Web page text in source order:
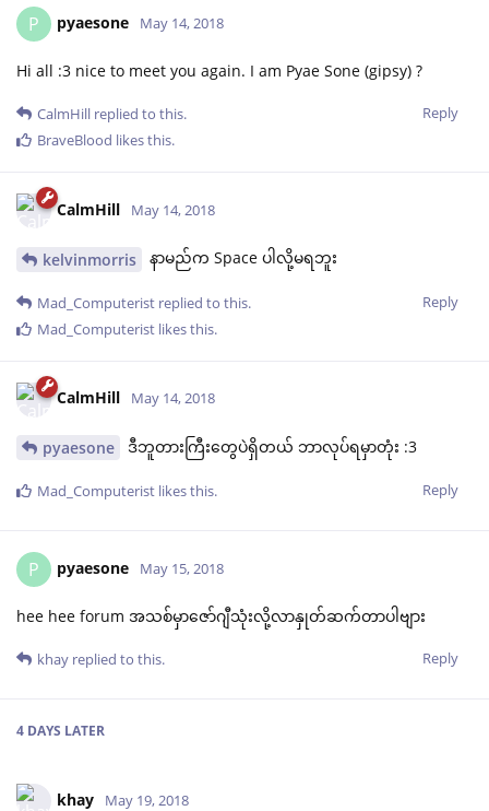
P pyaesone May 14, 2018
Hi all :3 nice to meet you again. I am Pyae Sone (gipsy) ?
Reply
CalmHill replied to this.
BraveBlood likes this.
CalmHill May 14, 2018
kelvinmorris နာမည်က Space ပါလို့မရဘူး
Reply
Mad_Computerist replied to this.
Mad_Computerist likes this.
CalmHill May 14, 2018
pyaesone ဒီဘူတားကြီးတွေပဲရှိတယ် ဘာလုပ်ရမှာတုံး :3
Reply
Mad_Computerist likes this.
P pyaesone May 15, 2018
hee hee forum အသစ်မှာဇော်ဂျီသုံးလို့လာနှုတ်ဆက်တာပါဗျား
Reply
khay replied to this.
4 DAYS LATER
khay May 19, 2018